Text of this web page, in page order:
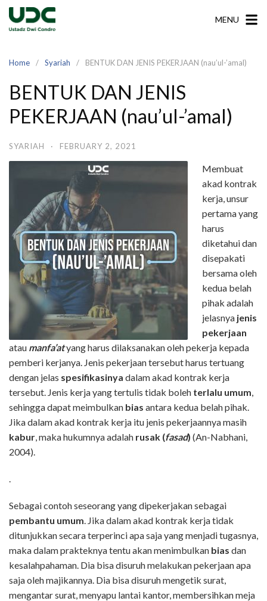
Skip
MENU
Home Syariah BENTUK DAN JENIS PEKERJAAN (nau’ul-’amal)
BENTUK DAN JENIS
PEKERJAAN (nau’ul-’amal)
SYARIAH · FEBRUARY 2, 2021
Membuat
akad kontrak
kerja, unsur
pertama yang
harus
diketahui dan
disepakati
bersama oleh
kedua belah
pihak adalah
jelasnya jenis
pekerjaan
atau manfa’atyang harus dilaksanakan oleh pekerja kepada
pemberi kerjanya. Jenis pekerjaan tersebut harus tertuang
dengan jelas spesifikasinya dalam akad kontrak kerja
tersebut. Jenis kerja yang tertulis tidak boleh terlalu umum,
sehingga dapat meimbulkan bias antara kedua belah pihak.
Jika dalam akad kontrak kerja itu jenis pekerjaannya masih
kabur, maka hukumnya adalah rusak (fasad) (An-Nabhani,
2004).
.
Sebagai contoh seseorang yang dipekerjakan sebagai
pembantu umum. Jika dalam akad kontrak kerja tidak
ditunjukkan secara terperinci apa saja yang menjadi tugasnya,
maka dalam prakteknya tentu akan menimbulkan bias dan
kesalahpahaman. Dia bisa disuruh melakukan pekerjaan apa
saja oleh majikannya. Dia bisa disuruh mengetik surat,
mengantar surat, menyapu lantai kantor, membersihkan meja